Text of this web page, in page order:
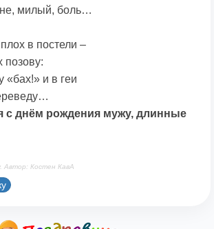
милый, боль…
в постели –
позову:
«бах!» и в геи
с днём рождения мужу, длинные
Автор: Костен КавА